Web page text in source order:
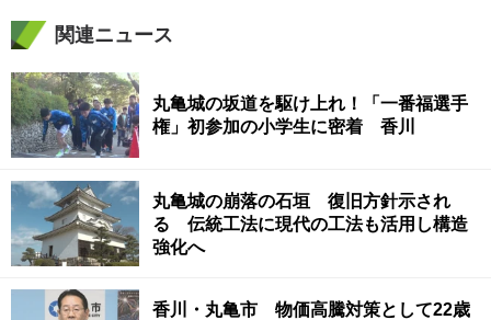
関連ニュース
丸亀城の坂道を駆け上れ！「一番福選手
権」初参加の小学生に密着 香川
丸亀城の崩落の石垣 復旧方針示され
る 伝統工法に現代の工法も活用し構造
強化へ
香川・丸亀市 物価高騰対策として22歳